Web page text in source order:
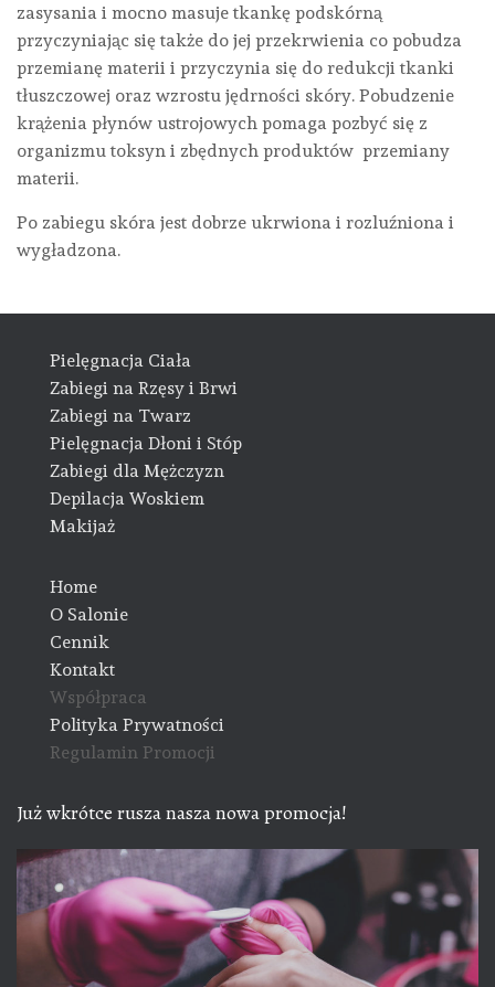
zasysania i mocno masuje tkankę podskórną
przyczyniając się także do jej przekrwienia co pobudza
przemianę materii i przyczynia się do redukcji tkanki
tłuszczowej oraz wzrostu jędrności skóry. Pobudzenie
krążenia płynów ustrojowych pomaga pozbyć się z
organizmu toksyn i zbędnych produktów przemiany
materii.
Po zabiegu skóra jest dobrze ukrwiona i rozluźniona i
wygładzona.
Pielęgnacja Ciała
Zabiegi na Rzęsy i Brwi
Zabiegi na Twarz
Pielęgnacja Dłoni i Stóp
Zabiegi dla Mężczyzn
Depilacja Woskiem
Makijaż
Home
O Salonie
Cennik
Kontakt
Współpraca
Polityka Prywatności
Regulamin Promocji
Już wkrótce rusza nasza nowa promocja!